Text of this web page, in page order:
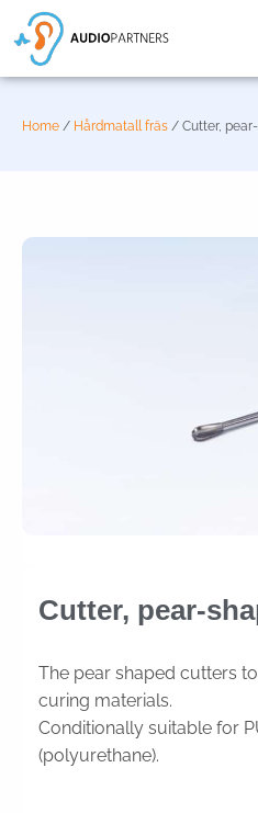
Home / Hårdmatall fräs / Cutter,
Cutter, pear-
The pear shaped cutters
curing materials.
Conditionally suitable for
(polyurethane).